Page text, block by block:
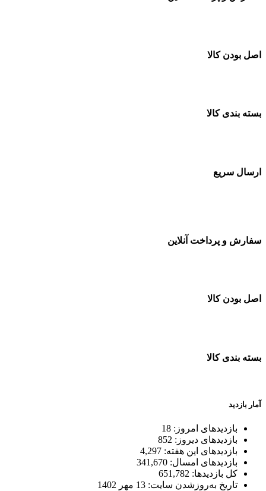
اصل بودن کالا
بسته بندی کالا
ارسال سریع
سفارش و پرداخت آنلاین
اصل بودن کالا
بسته بندی کالا
آمار بازدید
بازدیدهای امروز: 18
بازدیدهای دیروز: 852
بازدیدهای این هفته: 4,297
بازدیدهای امسال: 341,670
کل بازدیدها: 651,782
تاریخ به‌روزشدن سایت: 13 مهر 1402